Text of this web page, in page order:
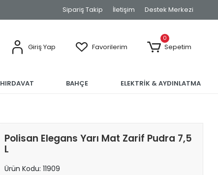
Sipariş Takip İletişim Destek Merkezi
Giriş Yap Favorilerim
0
Sepetim
HIRDAVAT BAHÇE ELEKTRİK & AYDINLATMA
Polisan Elegans Yarı Mat Zarif Pudra 7,5
L
Ürün Kodu:11909